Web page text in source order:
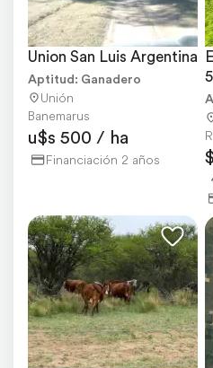
Union San Luis Argentina
Aptitud: Ganadero
Unión
Banemarus
u$s 500 / ha
Financiación 2 años